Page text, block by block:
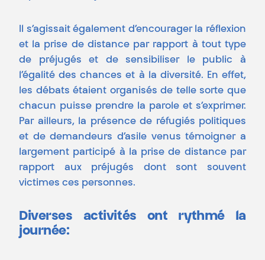
Il s’agissait également d’encourager la réflexion
et la prise de distance par rapport à tout type
de préjugés et de sensibiliser le public à
l’égalité des chances et à la diversité. En effet,
les débats étaient organisés de telle sorte que
chacun puisse prendre la parole et s’exprimer.
Par ailleurs, la présence de réfugiés politiques
et de demandeurs d’asile venus témoigner a
largement participé à la prise de distance par
rapport aux préjugés dont sont souvent
victimes ces personnes.
Diverses activités ont rythmé la
journée: